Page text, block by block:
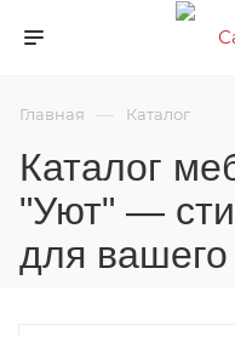
Главная — Каталог
Каталог
"Уют" —
для